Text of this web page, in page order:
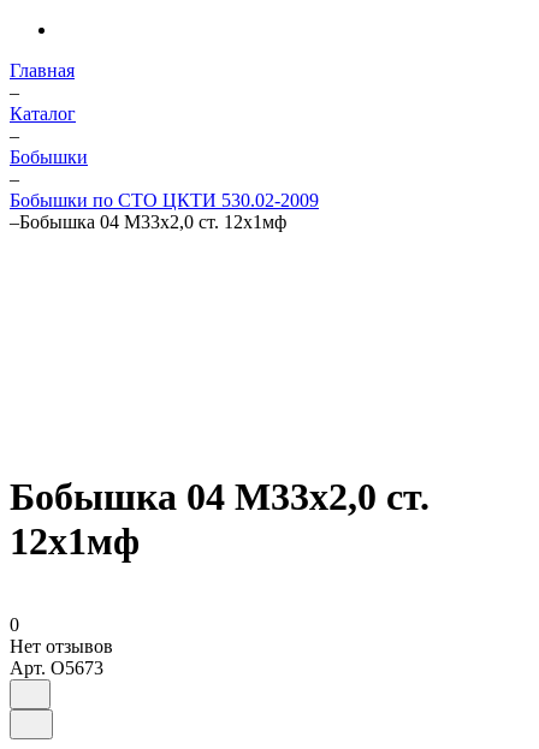
Главная
–
Каталог
–
Бобышки
–
Бобышки по СТО ЦКТИ 530.02-2009
–Бобышка 04 М33х2,0 ст. 12х1мф
Бобышка 04 М33х2,0 ст.
12х1мф
0
Нет отзывов
Арт. O5673